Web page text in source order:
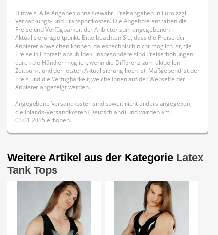
Hinweis: Alle Angaben ohne Gewähr. Preisangaben in Euro zzgl.
Verpackungs- und Transportkosten. Die Angebote enthalten die
Preise und Verfügbarkeit der Anbieter zum angegebenen
Aktualisierungzeitpunkt. Bitte beachten Sie, dass die Preise der
Anbieter abweichen können, da es technisch nicht möglich ist, die
Preise in Echtzeit abzubilden. Insbesondere sind Preiserhöhungen
durch die Händler möglich, wenn die Differenz zum aktuellen
Zeitpunkt und der letzten Aktualisierung hoch ist. Maßgebend ist der
Preis und die Verfügbarkeit, welche Ihnen auf der Webseite der
Anbieter angezeigt werden.
Angegebene Versandkosten sind soweit nicht anders angegeben,
die Inlands-Versandkosten (Deutschland) und wurden am
01.01.2015 erhoben.
Weitere Artikel aus der Kategorie Latex
Tank Tops